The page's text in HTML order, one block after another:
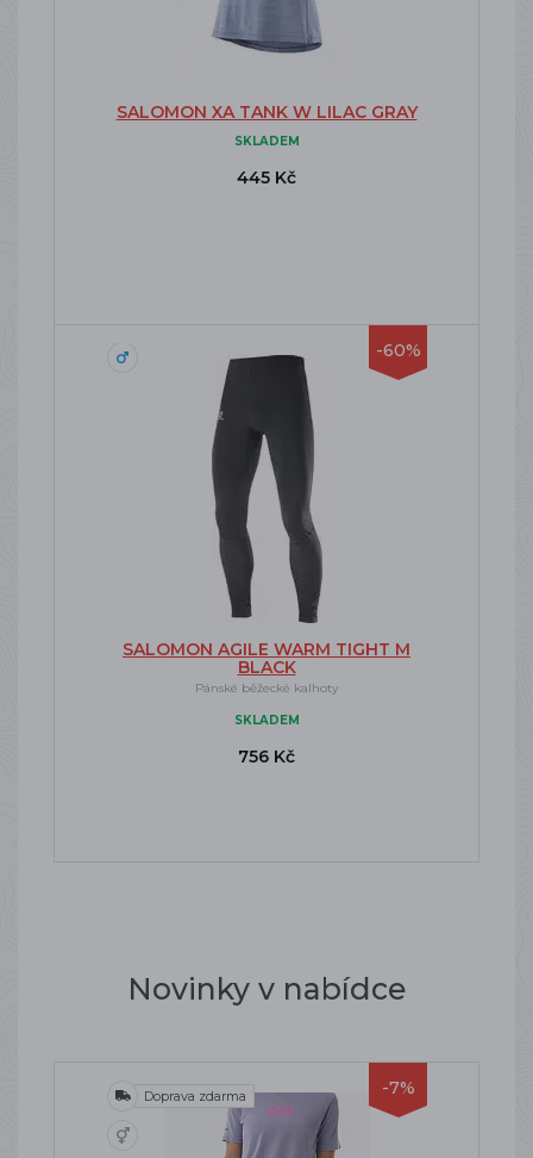
SALOMON XA TANK W LILAC GRAY
SKLADEM
445 Kč
-60%
SALOMON AGILE WARM TIGHT M
BLACK
Pánské běžecké kalhoty
SKLADEM
756 Kč
Novinky v nabídce
-7%
Doprava zdarma